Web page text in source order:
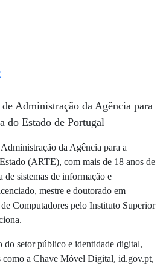
Administração da Agência para
do Estado de Portugal
da Agência para a
(ARTE), com mais de 18 anos de
de sistemas de informação e
mestre e doutorado em
Computadores pelo Instituto Superior
do setor público e identidade digital,
a Chave Móvel Digital, id.gov.pt,